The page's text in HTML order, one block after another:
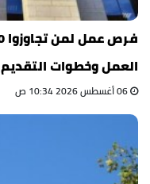
العمل وخطوات التقديم